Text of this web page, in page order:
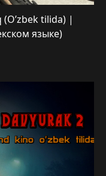
tilida) |
языке)